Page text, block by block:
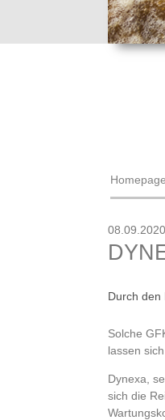
Homepage
08.09.2020
Durch den
Solche
lassen
Dynexa,
sich die